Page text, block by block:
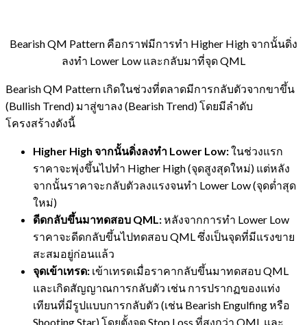
Bearish QM Pattern คือกราฟมีการทำ Higher High จากนั้นดิ่ง
ลงทำ Lower Low และกลับมาที่จุด QML
Bearish QM Pattern เกิดในช่วงที่ตลาดมีการกลับตัวจากขาขึ้น
(Bullish Trend) มาสู่ขาลง (Bearish Trend) โดยมีลำดับ
โครงสร้างดังนี้
Higher High จากนั้นดิ่งลงทำ Lower Low:ในช่วงแรก
ราคาจะพุ่งขึ้นไปทำ Higher High (จุดสูงสุดใหม่) แต่หลัง
จากนั้นราคาจะกลับตัวลงแรงจนทำ Lower Low (จุดต่ำสุด
ใหม่)
ดีดกลับขึ้นมาทดสอบ QML:หลังจากการทำ Lower Low
ราคาจะดีดกลับขึ้นไปทดสอบ QML ซึ่งเป็นจุดที่มีแรงขาย
สะสมอยู่ก่อนแล้ว
จุดเข้าเทรด: เข้าเทรดเมื่อราคากลับขึ้นมาทดสอบ QML
และเกิดสัญญาณการกลับตัว เช่น การปรากฏของแท่ง
เทียนที่มีรูปแบบการกลับตัว (เช่น Bearish Engulfing หรือ
Shooting Star) โดยตั้งจุด Stop Loss ที่สูงกว่า QML และ